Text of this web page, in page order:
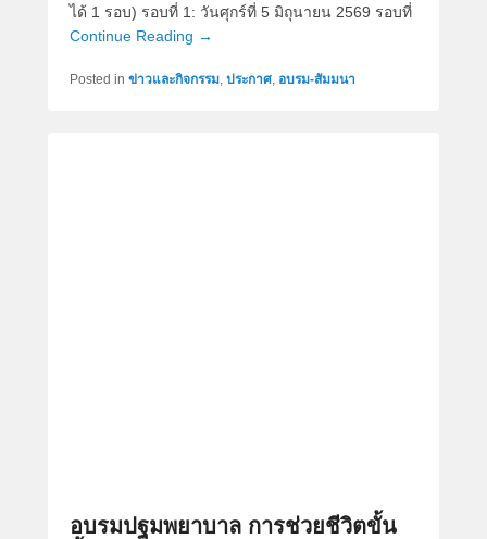
ได้ 1 รอบ) รอบที่ 1: วันศุกร์ที่ 5 มิถุนายน 2569 รอบที่
Continue Reading →
Posted in ข่าวและกิจกรรม, ประกาศ, อบรม-สัมมนา
อบรมปฐมพยาบาล การช่วยชีวิตขั้น